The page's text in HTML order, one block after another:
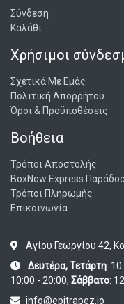
Σύνδεση
Καλάθι
Χρήσιμοι
Σχετικά Με Εμάς
Πολιτική Απορρήτου
Όροι & Προϋποθέσεις
Βοήθεια
Τρόποι Αποστολής
BoxNow Express
Τρόποι Πληρωμής
Επικοινωνία
Αγίου Γεωργίου 42,
Δευτέρα, Τετάρτη:
10:00 - 20:00, Σάββατο:
info@epitrapez.io